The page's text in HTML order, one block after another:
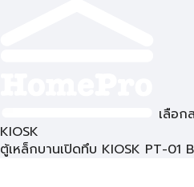
เลือก
KIOSK
ตู้เหล็กบานเปิดทึบ KIOSK PT-01